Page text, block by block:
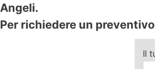
Angeli.
Per richiedere un
Il